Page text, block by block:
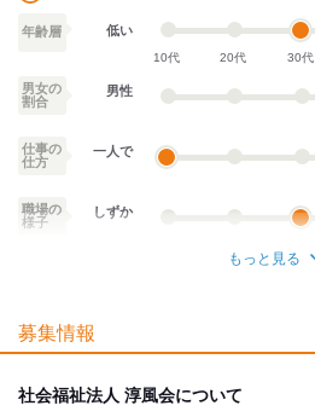
→スカルプや派手な装飾はNG
試用期間：
時給1,214円〜1,744円
年齢層 低い
10代 20代 30代
男女の
割合
男性
仕事の
仕方
一人で
職場の
様子
しずか
個性が生かせる
デスクワーク
もっと見る
募集情報
社会福祉法人 淳風会について